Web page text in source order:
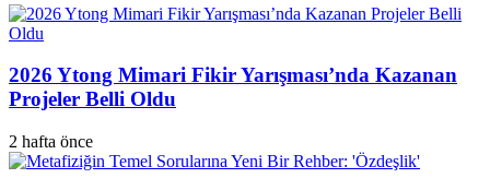
2026 Ytong Mimari Fikir Yarışması’nda Kazanan
Projeler Belli Oldu
2 hafta önce